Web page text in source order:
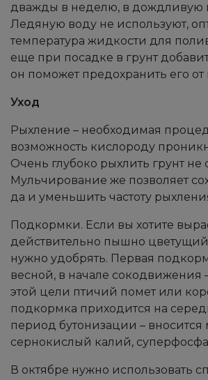
дважды в неделю, в дождливую
Ледяную воду не используют,
температура жидкости для
еще при посадке в грунт
он поможет предохранить его
Уход
Рыхление – необходимая
возможность кислороду
Очень глубоко рыхлить грунт не
Мульчирование же позволяет
да и уменьшить частоту
Подкормки. Если вы хотите
действительно пышно цветущий
нужно удобрять. Первая
весной, в начале сокодвижения
этой цели птичий помет или
подкормка приходится на
период бутонизации – вносится
сернокислый калий,
В октябре нужно использовать